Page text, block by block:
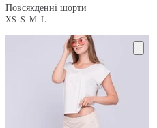
Повсякденні шорти
XSSML